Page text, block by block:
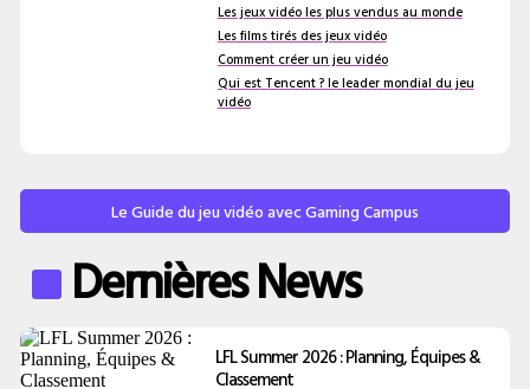
Les jeux vidéo les plus vendus au monde
Les films tirés des jeux vidéo
Comment créer un jeu vidéo
Qui est Tencent ? le leader mondial du jeu
vidéo
Le Guide du jeu vidéo avec Gaming Campus
Dernières News
LFL Summer 2026 : Planning, Équipes &
Classement